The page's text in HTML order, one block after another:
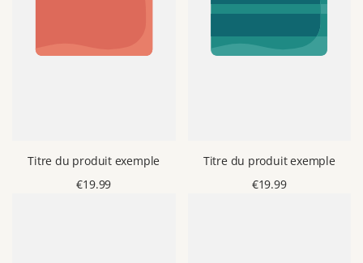
Titre du produit exemple
Prix
€19.99
Titre du produit exemple
Prix
€19.99